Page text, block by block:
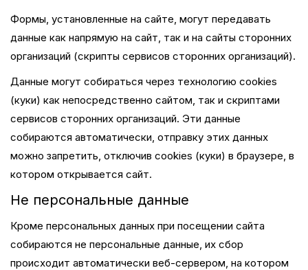
Формы, установленные на сайте, могут передавать
данные как напрямую на сайт, так и на сайты сторонних
организаций (скрипты сервисов сторонних организаций).
Данные могут собираться через технологию cookies
(куки) как непосредственно сайтом, так и скриптами
сервисов сторонних организаций. Эти данные
собираются автоматически, отправку этих данных
можно запретить, отключив cookies (куки) в браузере, в
котором открывается сайт.
Не персональные данные
Кроме персональных данных при посещении сайта
собираются не персональные данные, их сбор
происходит автоматически веб-сервером, на котором